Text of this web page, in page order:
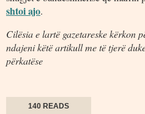
shtoi ajo.
Cilësia e lartë gazetareske kërkon
ndajeni këtë artikull me të tjerë
përkatëse
140 READS